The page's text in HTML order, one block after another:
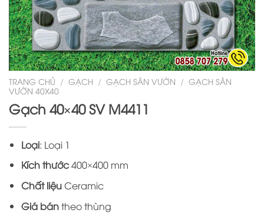
TRANG CHỦ / GẠCH / GẠCH SÂN VƯỜN / GẠCH SÂN
VƯỜN 40X40
Gạch 40×40 SV M4411
Loại: Loại 1
Kích thước400×400 mm
Chất liệuCeramic
Giá bántheo thùng